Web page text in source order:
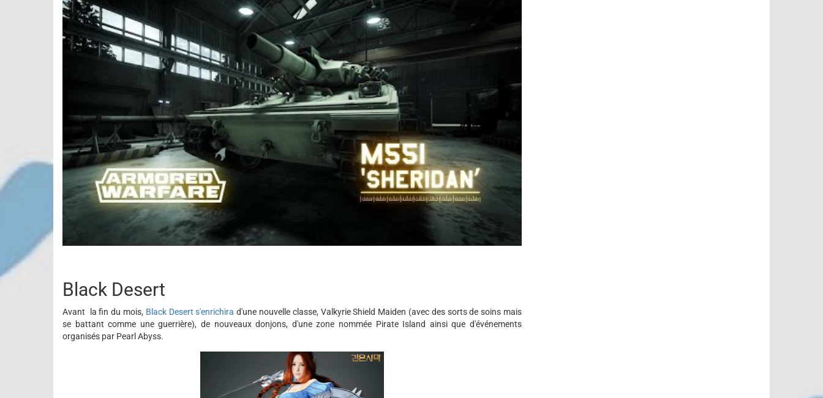
Black Desert
Avant la fin du mois, Black Desert s'enrichira d'une nouvelle classe, Valkyrie Shield Maiden (avec des sorts de soins mais
se battant comme une guerrière), de nouveaux donjons, d'une zone nommée Pirate Island ainsi que d'événements
organisés par Pearl Abyss.